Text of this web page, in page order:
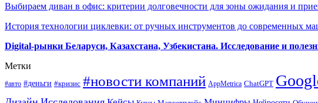
Выбираем диван в офис: критерии долговечности для зоны ожидания и
История технологии циклевки: от ручных инструментов до современных
Digital-рынки Беларуси, Казахстана, Узбекистана. Исследование и
Метки
#авто #деньги #кризис #новости компаний AppMetrica ChatGPT